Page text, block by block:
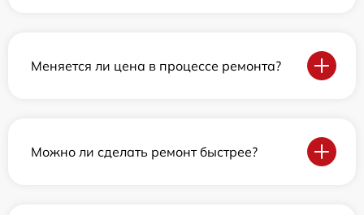
Меняется ли цена в процессе ремонта?
Можно ли сделать ремонт быстрее?